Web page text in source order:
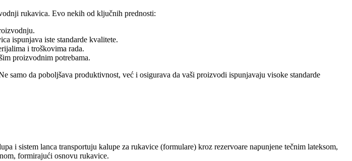
rukavica. Evo nekih od ključnih prednosti:
ispunjava iste standarde kvalitete.
i troškovima rada.
proizvodnim potrebama.
samo da poboljšava produktivnost, već i osigurava da vaši proizvodi ispunjavaju visoke standarde
i sistem lanca transportuju kalupe za rukavice (formulare) kroz rezervoare napunjene tečnim lateksom,
formirajući osnovu rukavice.